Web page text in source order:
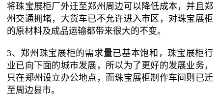
将珠宝展柜厂外迁至郑州周边可以降低成本，并且郑
州交通拥堵，大货车已不允许进入市区，对珠宝展柜
的原材料及成品运输都带来很大的不变。
3、郑州珠宝展柜的需求量已基本饱和，珠宝展柜行
业已向下面的城市发展，所以为了更好的发展业务，
只在郑州设立办公地点，而珠宝展柜制作车间则已迁
至周边县市。